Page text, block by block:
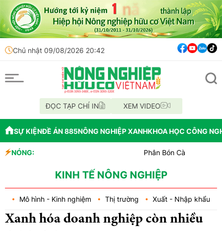
Chủ nhật 09/08/2026 20:42
ĐỌC TẠP CHÍ IN XEM VIDEO
SỰ KIỆNĐỀ ÁN 885NÔNG NGHIỆP XANHKHOA HỌC CÔNG
NÓNG:
Phân Bón Cà Mau đồng hành
Mùa xanh trên cánh đồng
KINH TẾ NÔNG NGHIỆP
Mô hình - Kinh nghiệm Thị trường Xuất - Nhập khẩu
Xanh hóa doanh nghiệp còn nhiều